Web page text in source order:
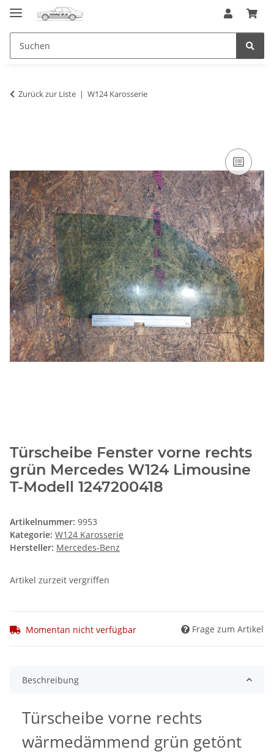
Zurück zur Liste W124 Karosserie
Türscheibe Fenster vorne rechts
grün Mercedes W124 Limousine
T-Modell 1247200418
Artikelnummer: 9953
Kategorie: W124 Karosserie
Hersteller: Mercedes-Benz
Artikel zurzeit vergriffen
Momentan nicht verfügbar Frage zum Artikel
Beschreibung
Türscheibe vorne rechts
wärmedämmend grün getönt